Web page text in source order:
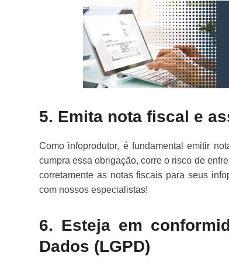
5. Emita nota fiscal e
Como infoprodutor, é fundamental emitir
cumpra essa obrigação, corre o risco de
corretamente as notas fiscais para seus
com nossos especialistas!
6. Esteja em
Dados (LGPD)